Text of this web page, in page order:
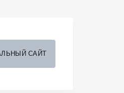
САЙТ